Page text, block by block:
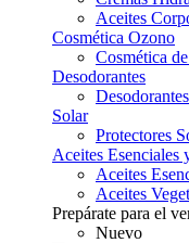
Aceites
Cosmética Ozono
Cosmética
Desodorantes
Solar
Protectores
Aceites Esenciales
Aceites
Aceites
Prepárate para el
Nuevo